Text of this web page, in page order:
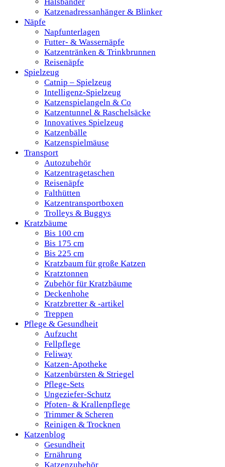
Katzenadressanhänger & Blinker
Näpfe
Napfunterlagen
Futter- & Wassernäpfe
Katzentränken & Trinkbrunnen
Reisenäpfe
Spielzeug
Catnip – Spielzeug
Intelligenz-Spielzeug
Katzenspielangeln & Co
Katzentunnel & Raschelsäcke
Innovatives Spielzeug
Katzenbälle
Katzenspielmäuse
Transport
Autozubehör
Katzentragetaschen
Reisenäpfe
Falthütten
Katzentransportboxen
Trolleys & Buggys
Kratzbäume
Bis 100 cm
Bis 175 cm
Bis 225 cm
Kratzbaum für große Katzen
Kratztonnen
Zubehör für Kratzbäume
Deckenhohe
Kratzbretter & -artikel
Treppen
Pflege & Gesundheit
Aufzucht
Fellpflege
Feliway
Katzen-Apotheke
Katzenbürsten & Striegel
Pflege-Sets
Ungeziefer-Schutz
Pfoten- & Krallenpflege
Trimmer & Scheren
Reinigen & Trocknen
Katzenblog
Gesundheit
Ernährung
Katzenzubehör